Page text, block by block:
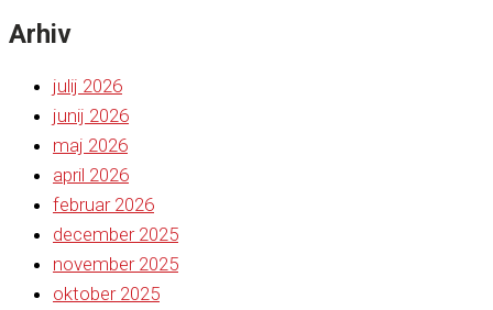
Arhiv
julij 2026
junij 2026
maj 2026
april 2026
februar 2026
december 2025
november 2025
oktober 2025